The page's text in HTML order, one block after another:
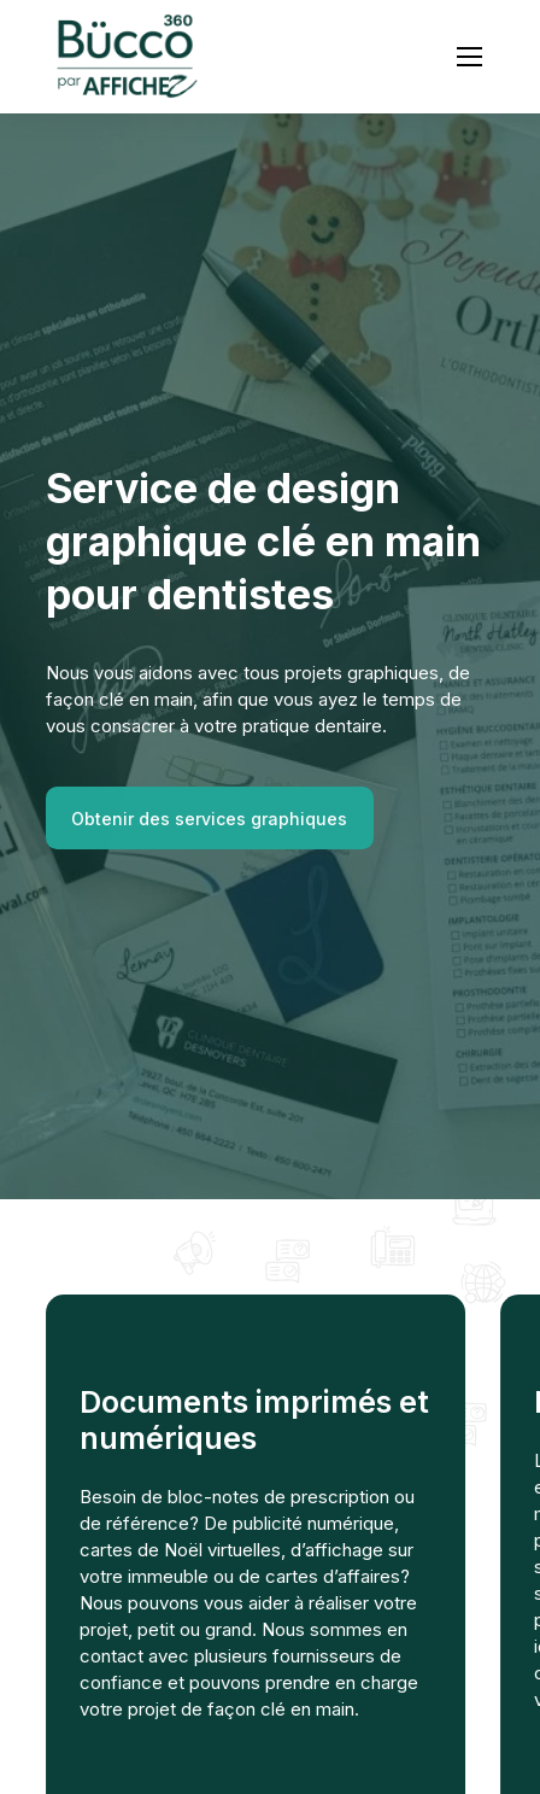
Menu
Service de design
graphique clé en main
pour dentistes
Nous vous aidons avec tous projets graphiques, de
façon clé en main, afin que vous ayez le temps de
vous consacrer à votre pratique dentaire.
Obtenir des services graphiques
Documents imprimés et
numériques
Besoin de bloc-notes de prescription ou
de référence? De publicité numérique,
cartes de Noël virtuelles, d’affichage sur
votre immeuble ou de cartes d’affaires?
Nous pouvons vous aider à réaliser votre
projet, petit ou grand. Nous sommes en
contact avec plusieurs fournisseurs de
confiance et pouvons prendre en charge
votre projet de façon clé en main.